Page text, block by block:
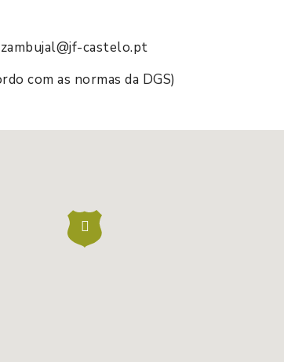
castelo.pt
com as normas da DGS)